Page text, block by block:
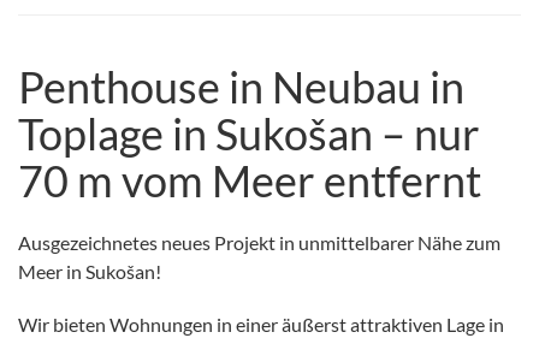
Penthouse in Neubau in
Toplage in Sukošan – nur
70 m vom Meer entfernt
Ausgezeichnetes neues Projekt in unmittelbarer Nähe zum
Meer in Sukošan!
Wir bieten Wohnungen in einer äußerst attraktiven Lage in